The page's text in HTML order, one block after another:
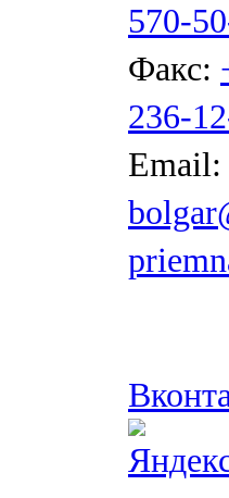
570-
Факс:
236-
Email: